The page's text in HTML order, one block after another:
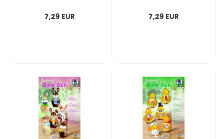
7,29 EUR 7,29 EUR